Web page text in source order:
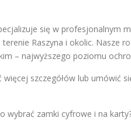
się w profesjonalnym
terenie Raszyna i okolic. Nasze
– najwyższego poziomu
więcej szczegółów lub umówić
wybrać zamki cyfrowe i na